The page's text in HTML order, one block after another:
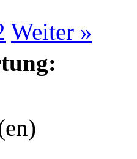
Weiter »